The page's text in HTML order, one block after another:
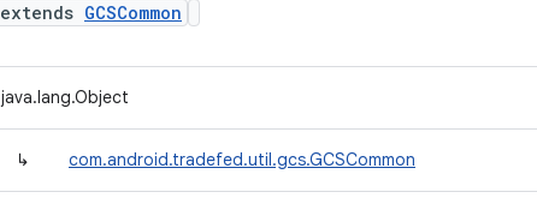
extends GCSCommon
java.lang.Object
↳ com.android.tradefed.util.gcs.GCSCommon